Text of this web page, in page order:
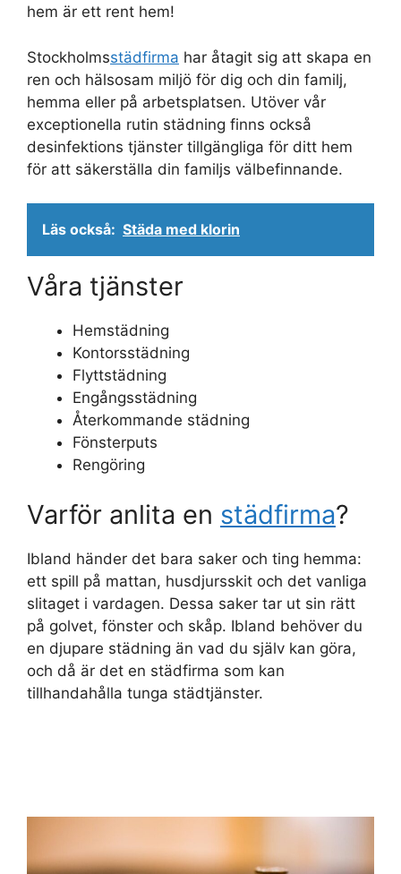
hem är ett rent hem!
Stockholmsstädfirma har åtagit sig att skapa en
ren och hälsosam miljö för dig och din familj,
hemma eller på arbetsplatsen. Utöver vår
exceptionella rutin städning finns också
desinfektions tjänster tillgängliga för ditt hem
för att säkerställa din familjs välbefinnande.
Läs också: Städa med klorin
Våra tjänster
Hemstädning
Kontorsstädning
Flyttstädning
Engångsstädning
Återkommande städning
Fönsterputs
Rengöring
Varför anlita en städfirma?
Ibland händer det bara saker och ting hemma:
ett spill på mattan, husdjursskit och det vanliga
slitaget i vardagen. Dessa saker tar ut sin rätt
på golvet, fönster och skåp. Ibland behöver du
en djupare städning än vad du själv kan göra,
och då är det en städfirma som kan
tillhandahålla tunga städtjänster.